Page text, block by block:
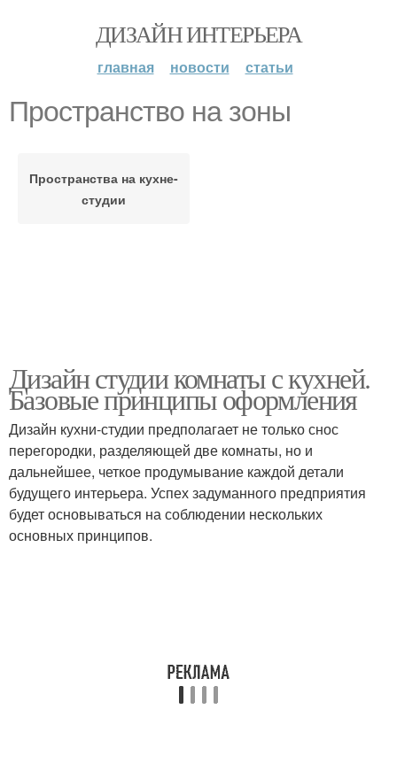
ДИЗАЙН ИНТЕРЬЕРА
главная новости статьи
Пространство на зоны
Пространства на кухне-
студии
Дизайн студии комнаты с кухней.
Базовые принципы оформления
Дизайн кухни-студии предполагает не только снос
перегородки, разделяющей две комнаты, но и
дальнейшее, четкое продумывание каждой детали
будущего интерьера. Успех задуманного предприятия
будет основываться на соблюдении нескольких
основных принципов.